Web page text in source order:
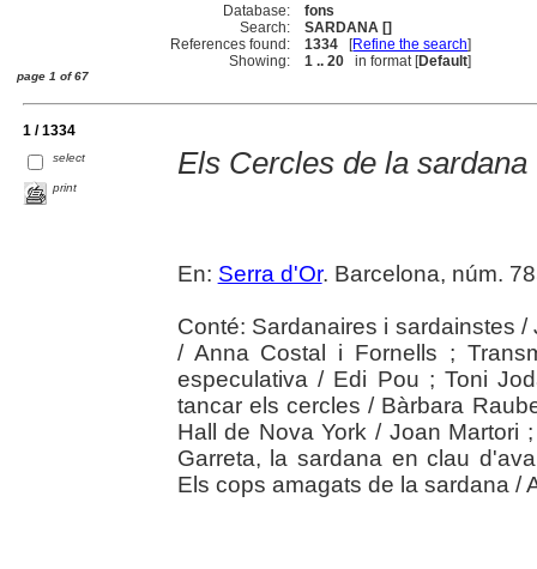
Database:
fons
Search:
SARDANA []
References found:
1334 [Refine the search]
Showing:
1 .. 20 in format [Default]
page 1 of 67
1 / 1334
select
print
Els Cercles de la sardana
En: Serra d'Or. Barcelona, núm.
Conté: Sardanaires i sardainstes
/ Anna Costal i Fornells ;
especulativa / Edi Pou ; Toni
tancar els cercles / Bàrbara
Hall de Nova York / Joan Martori
Garreta, la sardana en clau
Els cops amagats de la sardana /